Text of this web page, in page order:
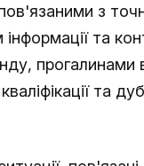
з
та
прогалинами
та